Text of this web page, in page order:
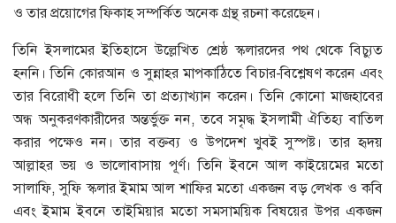
ও তার প্রয়োগের ফিকাহ সম্পর্কিত অনেক গ্রন্থ রচনা করেছেন।
তিনি ইসলামের ইতিহাসে উল্লেখিত শ্রেষ্ঠ স্কলারদের পথ থেকে বিচ্যুত
হননি। তিনি কোরআন ও সুন্নাহর মাপকাঠিতে বিচার-বিশ্লেষণ করেন এবং
তার বিরোধী হলে তিনি তা প্রত্যাখ্যান করেন। তিনি কোনো মাজহাবের
অন্ধ অনুকরণকারীদের অন্তর্ভুক্ত নন, তবে সমৃদ্ধ ইসলামী ঐতিহ্য বাতিল
করার পক্ষেও নন। তার বক্তব্য ও উপদেশ খুবই সুস্পষ্ট। তার হৃদয়
আল্লাহর ভয় ও ভালোবাসায় পূর্ণ। তিনি ইবনে আল কাইয়েমের মতো
সালাফি, সুফি স্কলার ইমাম আল শাফির মতো একজন বড় লেখক ও কবি
এবং ইমাম ইবনে তাইমিয়ার মতো সমসাময়িক বিষয়ের উপর একজন